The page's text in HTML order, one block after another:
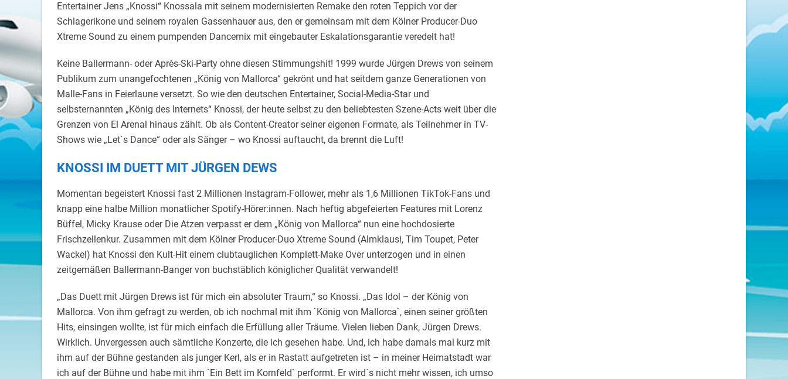
Entertainer Jens „Knossi“ Knossala mit seinem modernisierten Remake den roten Teppich vor der
Schlagerikone und seinem royalen Gassenhauer aus, den er gemeinsam mit dem Kölner Producer-Duo
Xtreme Sound zu einem pumpenden Dancemix mit eingebauter Eskalationsgarantie veredelt hat!
Keine Ballermann- oder Après-Ski-Party ohne diesen Stimmungshit! 1999 wurde Jürgen Drews von seinem
Publikum zum unangefochtenen „König von Mallorca“ gekrönt und hat seitdem ganze Generationen von
Malle-Fans in Feierlaune versetzt. So wie den deutschen Entertainer, Social-Media-Star und
selbsternannten „König des Internets“ Knossi, der heute selbst zu den beliebtesten Szene-Acts weit über die
Grenzen von El Arenal hinaus zählt. Ob als Content-Creator seiner eigenen Formate, als Teilnehmer in TV-
Shows wie „Let`s Dance“ oder als Sänger – wo Knossi auftaucht, da brennt die Luft!
KNOSSI IM DUETT MIT JÜRGEN DEWS
Momentan begeistert Knossi fast 2 Millionen Instagram-Follower, mehr als 1,6 Millionen TikTok-Fans und
knapp eine halbe Million monatlicher Spotify-Hörer:innen. Nach heftig abgefeierten Features mit Lorenz
Büffel, Micky Krause oder Die Atzen verpasst er dem „König von Mallorca“ nun eine hochdosierte
Frischzellenkur. Zusammen mit dem Kölner Producer-Duo Xtreme Sound (Almklausi, Tim Toupet, Peter
Wackel) hat Knossi den Kult-Hit einem clubtauglichen Komplett-Make Over unterzogen und in einen
zeitgemäßen Ballermann-Banger von buchstäblich königlicher Qualität verwandelt!
„Das Duett mit Jürgen Drews ist für mich ein absoluter Traum,“ so Knossi. „Das Idol – der König von
Mallorca. Von ihm gefragt zu werden, ob ich nochmal mit ihm `König von Mallorca`, einen seiner größten
Hits, einsingen wollte, ist für mich einfach die Erfüllung aller Träume. Vielen lieben Dank, Jürgen Drews.
Wirklich. Unvergessen auch sämtliche Konzerte, die ich gesehen habe. Und, ich habe damals mal kurz mit
ihm auf der Bühne gestanden als junger Kerl, als er in Rastatt aufgetreten ist – in meiner Heimatstadt war
ich auf der Bühne und habe mit ihm `Ein Bett im Kornfeld` performt. Er wird´s nicht mehr wissen, ich umso